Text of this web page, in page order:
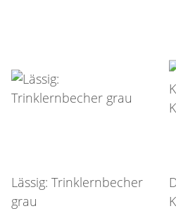
Lässig: Trinklernbecher
grau